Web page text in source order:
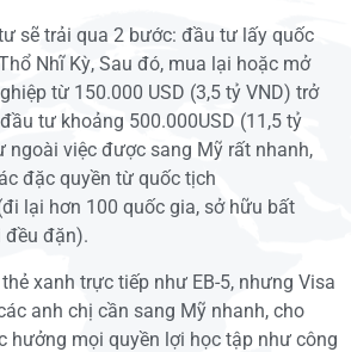
sẽ trải qua 2 bước: đầu tư lấy quốc
Nhĩ Kỳ, Sau đó, mua lại hoặc mở
từ 150.000 USD (3,5 tỷ VND) trở
tư khoảng 500.000USD (11,5 tỷ
ngoài việc được sang Mỹ rất nhanh,
đặc quyền từ quốc tịch
lại hơn 100 quốc gia, sở hữu bất
đều đặn).
xanh trực tiếp như EB-5, nhưng Visa
anh chị cần sang Mỹ nhanh, cho
hưởng mọi quyền lợi học tập như công